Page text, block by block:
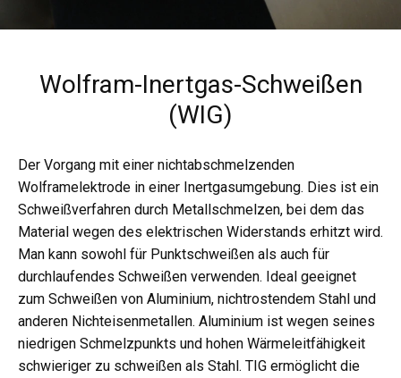
Wolfram-Inertgas-Schweißen
(WIG)
Der Vorgang mit einer nichtabschmelzenden
Wolframelektrode in einer Inertgasumgebung. Dies ist ein
Schweißverfahren durch Metallschmelzen, bei dem das
Material wegen des elektrischen Widerstands erhitzt wird.
Man kann sowohl für Punktschweißen als auch für
durchlaufendes Schweißen verwenden. Ideal geeignet
zum Schweißen von Aluminium, nichtrostendem Stahl und
anderen Nichteisenmetallen. Aluminium ist wegen seines
niedrigen Schmelzpunkts und hohen Wärmeleitfähigkeit
schwieriger zu schweißen als Stahl. TIG ermöglicht die